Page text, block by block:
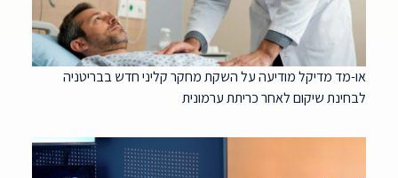
או-מד מדיקל מודיעה על השקת מחקר קליני חדש בבריטניה
לבחינת שיקום לאחר כריתת ערמונית